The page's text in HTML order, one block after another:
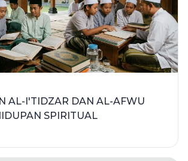
AL-I'TIDZAR DAN AL-AFWU
SPIRITUAL